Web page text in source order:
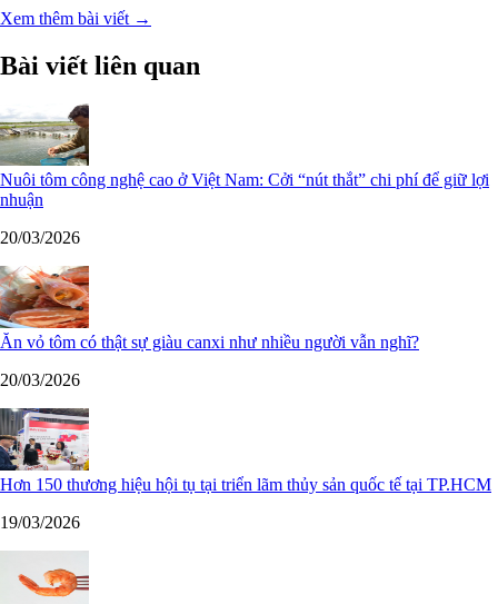
Xem thêm bài viết →
Bài viết liên quan
Nuôi tôm công nghệ cao ở Việt Nam: Cởi “nút thắt” chi phí để giữ lợi
nhuận
20/03/2026
Ăn vỏ tôm có thật sự giàu canxi như nhiều người vẫn nghĩ?
20/03/2026
Hơn 150 thương hiệu hội tụ tại triển lãm thủy sản quốc tế tại TP.HCM
19/03/2026